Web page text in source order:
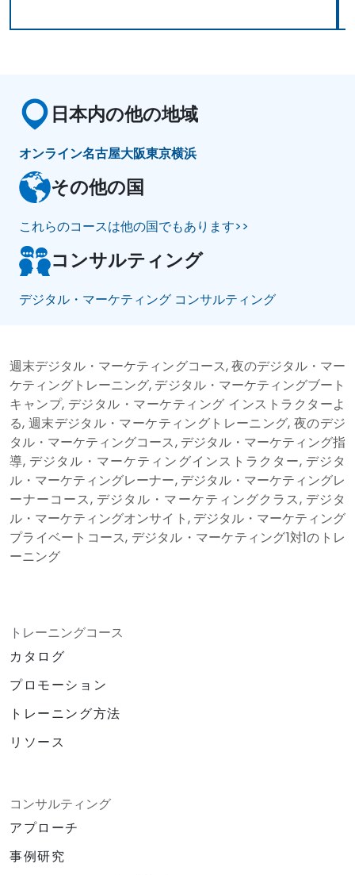
日本内の他の地域
オンライン名古屋大阪東京横浜
その他の国
これらのコースは他の国でもあります>>
コンサルティング
デジタル・マーケティング コンサルティング
週末デジタル・マーケティングコース, 夜のデジタル・マー
ケティングトレーニング, デジタル・マーケティングブート
キャンプ, デジタル・マーケティング インストラクターよ
る, 週末デジタル・マーケティングトレーニング, 夜のデジ
タル・マーケティングコース, デジタル・マーケティング指
導, デジタル・マーケティングインストラクター, デジタ
ル・マーケティングレーナー, デジタル・マーケティングレ
ーナーコース, デジタル・マーケティングクラス, デジタ
ル・マーケティングオンサイト, デジタル・マーケティング
プライベートコース, デジタル・マーケティング1対1のトレ
ーニング
トレーニングコース
カタログ
プロモーション
トレーニング方法
リソース
コンサルティング
アプローチ
事例研究